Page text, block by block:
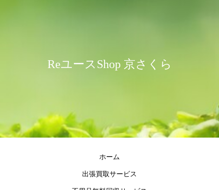
ReユースShop 京さくら
ホーム
出張買取サービス